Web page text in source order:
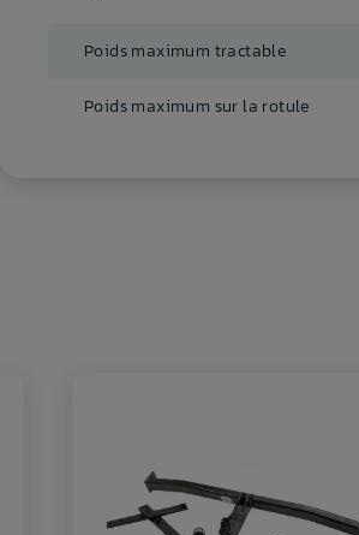
Poids maximum tractable
Poids maximum sur la rotule